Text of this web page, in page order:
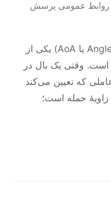
روابط عمومی پرسش
درک صحیح زاویهٔ حمله (Angle of Attack یا AoA) یکی از
است. وقتی یک بال در
که تعیین می‌کند
زاویهٔ حمله است؛